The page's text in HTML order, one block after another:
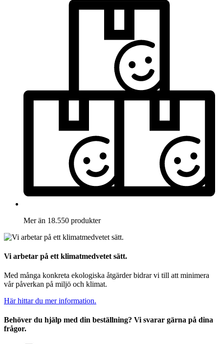
Mer än 18.550 produkter
Vi arbetar på ett klimatmedvetet sätt.
Med många konkreta ekologiska åtgärder bidrar vi till att minimera
vår påverkan på miljö och klimat.
Här hittar du mer information.
Behöver du hjälp med din beställning? Vi svarar gärna på dina
frågor.